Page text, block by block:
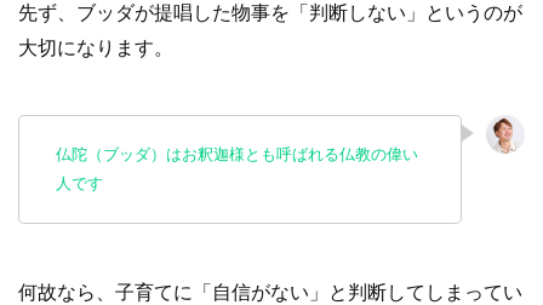
先ず、ブッダが提唱した物事を「判断しない」というのが
大切になります。
仏陀（ブッダ）はお釈迦様とも呼ばれる仏教の偉い
人です
何故なら、子育てに「自信がない」と判断してしまってい